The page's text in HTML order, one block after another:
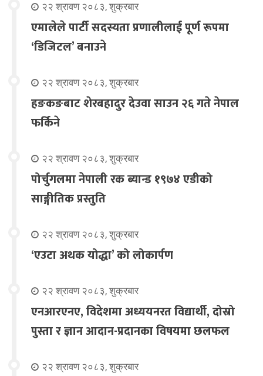
२२ श्रावण २०८३, शुक्रबार
एमालेले पार्टी सदस्यता प्रणालीलाई पूर्ण रूपमा
‘डिजिटल’ बनाउने
२२ श्रावण २०८३, शुक्रबार
हङकङबाट शेरबहादुर देउवा साउन २६ गते नेपाल
फर्किने
२२ श्रावण २०८३, शुक्रबार
पोर्चुगलमा नेपाली रक ब्यान्ड १९७४ एडीको
साङ्गीतिक प्रस्तुति
२२ श्रावण २०८३, शुक्रबार
‘एउटा अथक योद्धा’ को लोकार्पण
२२ श्रावण २०८३, शुक्रबार
एनआरएनए, विदेशमा अध्ययनरत विद्यार्थी, दोस्रो
पुस्ता र ज्ञान आदान-प्रदानका विषयमा छलफल
२२ श्रावण २०८३, शुक्रबार